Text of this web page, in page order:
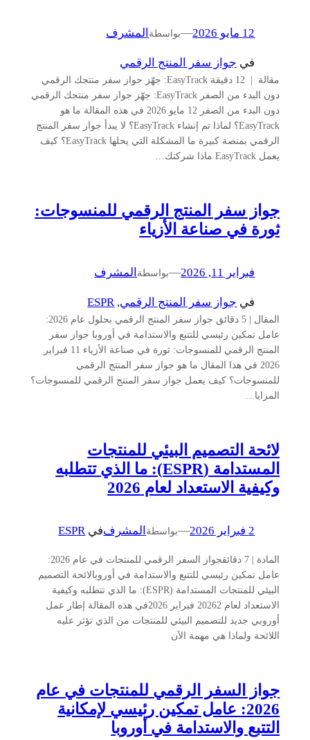
12 مايو 2026 —بواسطة المشرف
في جواز سفر المنتج الرقمي
مقالة | 12 دقيقة EasyTrack: جهّز جواز سفر منتجك الرقمي
دون البدء من الصفر EasyTrack: جهّز جواز سفر منتجك الرقمي
دون البدء من الصفر 12 مايو 2026 في هذه المقالة ما هو
EasyTrack؟ لماذا تم إنشاء EasyTrack؟ لا يبدأ جواز سفر المنتج
الرقمي بمنصة كبيرة ما المشكلة التي يحلها EasyTrack؟ كيف
يعمل EasyTrack ماذا شركتك…
جواز سفر المنتج الرقمي للمنسوجات:
ثورة في صناعة الأزياء
فبراير 11, 2026 —بواسطة المشرف
في جواز سفر المنتج الرقمي,
ESPR
المقال | 5 دقائق جواز سفر المنتج الرقمي بحلول عام 2026:
عامل تمكين رئيسي للتتبع والاستدامة في أوروبا جواز سفر
المنتج الرقمي للمنسوجات: ثورة في صناعة الأزياء 11 فبراير
2026 في هذا المقال ما هو جواز سفر المنتج الرقمي
للمنسوجات؟ كيف يعمل جواز سفر المنتج الرقمي للمنسوجات؟
المزايا…
لائحة التصميم البيئي للمنتجات
المستدامة (ESPR): ما الذي تتطلبه
وكيفية الاستعداد لعام 2026
2 فبراير 2026 —بواسطة المشرففيESPR
المادة | 7 دقائقجواز السفر الرقمي للمنتجات في عام 2026:
عامل تمكين رئيسي للتتبع والاستدامة في أوروبالائحة التصميم
البيئي للمنتجات المستدامة (ESPR): ما الذي تتطلبه وكيفية
الاستعداد لعام 20262 فبراير 2026في هذه المقالة إطار عمل
أوروبي جديد للتصميم البيئي للمنتجات من الذي تؤثر عليه
اللائحة ولماذا هي مهمة الآن
جواز السفر الرقمي للمنتجات في عام
2026: عامل تمكين رئيسي لإمكانية
التتبع والاستدامة في أوروبا